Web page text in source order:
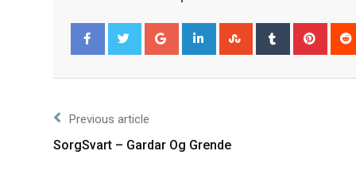
Previous article
SorgSvart – Gardar Og Grende